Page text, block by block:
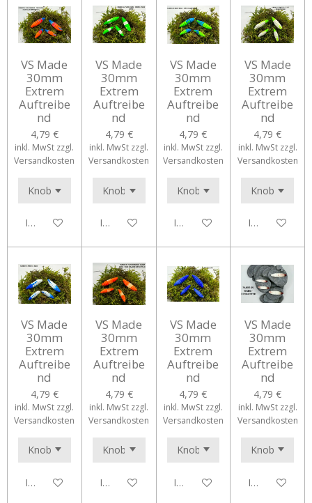
VS Made
30mm
Extrem
Auftreibe
nd
4,79 €
inkl. MwSt zzgl.
Versandkosten
In den Warenkorb
VS Made
30mm
Extrem
Auftreibe
nd
4,79 €
inkl. MwSt zzgl.
Versandkosten
In den Warenkorb
VS Made
30mm
Extrem
Auftreibe
nd
4,79 €
inkl. MwSt zzgl.
Versandkosten
In den Warenkorb
VS Made
30mm
Extrem
Auftreibe
nd
4,79 €
inkl. MwSt zzgl.
Versandkosten
In den
VS Made
30mm
Extrem
Auftreibe
nd
4,79 €
inkl. MwSt zzgl.
Versandkosten
In den Warenkorb
VS Made
30mm
Extrem
Auftreibe
nd
4,79 €
inkl. MwSt zzgl.
Versandkosten
In den Warenkorb
VS Made
30mm
Extrem
Auftreibe
nd
4,79 €
inkl. MwSt zzgl.
Versandkosten
In den Warenkorb
VS Made
30mm
Extrem
Auftreibe
nd
4,79 €
inkl. MwSt zzgl.
Versandkosten
In den